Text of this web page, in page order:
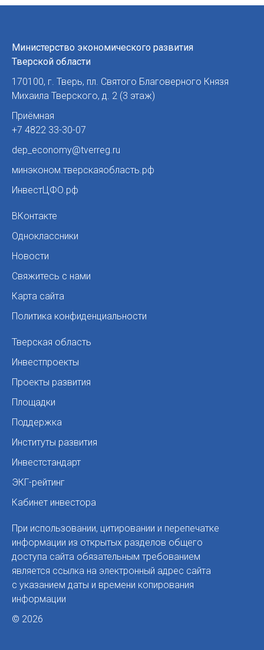
Министерство экономического развития
Тверской области
170100, г. Тверь, пл. Святого Благоверного Князя
Михаила Тверского, д. 2 (3 этаж)
Приёмная
+7 4822 33-30-07
dep_economy@tverreg.ru
минэконом.тверскаяобласть.рф
ИнвестЦФО.рф
ВКонтакте
Одноклассники
Новости
Свяжитесь с нами
Карта сайта
Политика конфиденциальности
Тверская область
Инвестпроекты
Проекты развития
Площадки
Поддержка
Институты развития
Инвестстандарт
ЭКГ-рейтинг
Кабинет инвестора
При использовании, цитировании и перепечатке
информации из открытых разделов общего
доступа сайта обязательным требованием
является ссылка на электронный адрес сайта
с указанием даты и времени копирования
информации
© 2026